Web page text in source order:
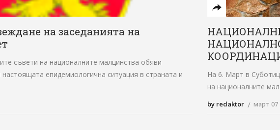
на заседанията на
съвети на националните малцинства обяви
епидемиологична ситуация в страната и
На 6. Март в
на националните
by redaktor март 07